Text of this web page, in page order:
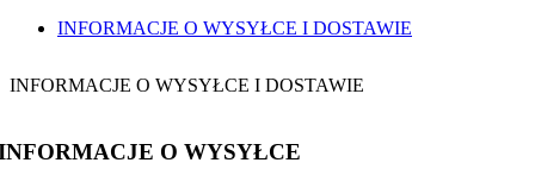
INFORMACJE O WYSYŁCE I DOSTAWIE
INFORMACJE O WYSYŁCE I DOSTAWIE
O WYSYŁCE